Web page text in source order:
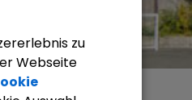
zu
Webseite